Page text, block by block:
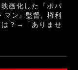
映画化した『ポパ
マン』監督、権利
は？→「ありませ